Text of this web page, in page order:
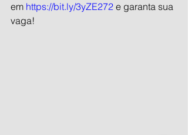
em https://bit.ly/3yZE272 e garanta sua
vaga!